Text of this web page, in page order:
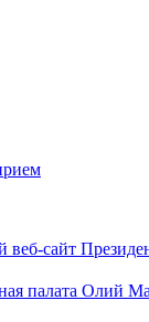
сайт
палата Олий